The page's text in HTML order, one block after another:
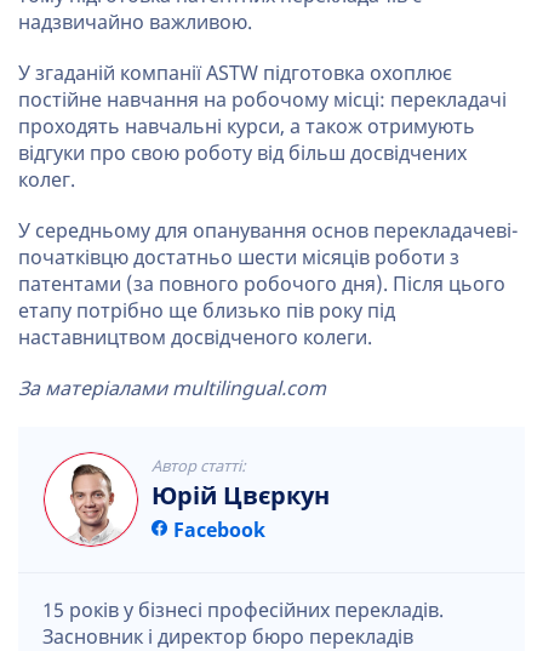
надзвичайно важливою.
У згаданій компанії ASTW підготовка охоплює
постійне навчання на робочому місці: перекладачі
проходять навчальні курси, а також отримують
відгуки про свою роботу від більш досвідчених
колег.
У середньому для опанування основ перекладачеві-
початківцю достатньо шести місяців роботи з
патентами (за повного робочого дня). Після цього
етапу потрібно ще близько пів року під
наставництвом досвідченого колеги.
За матеріалами multilingual.com
Автор статті:
Юрій Цвєркун
Facebook
15 років у бізнесі професійних перекладів.
Засновник і директор бюро перекладів